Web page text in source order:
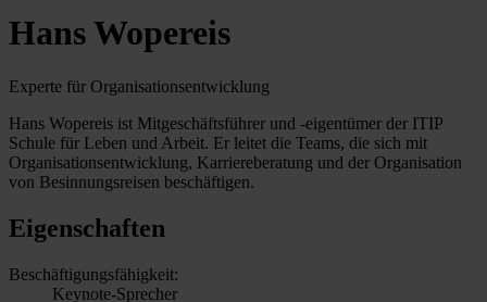
Hans Wopereis
Experte für Organisationsentwicklung
Hans Wopereis ist Mitgeschäftsführer und -eigentümer der ITIP
Schule für Leben und Arbeit. Er leitet die Teams, die sich mit
Organisationsentwicklung, Karriereberatung und der Organisation
von Besinnungsreisen beschäftigen.
Eigenschaften
Beschäftigungsfähigkeit:
Keynote-Sprecher